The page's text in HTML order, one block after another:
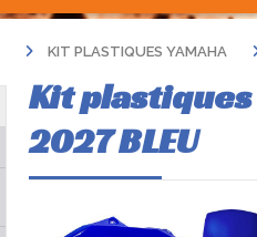
KIT PLASTIQUES YAMAHA
Kit plastiques
2027 BLEU